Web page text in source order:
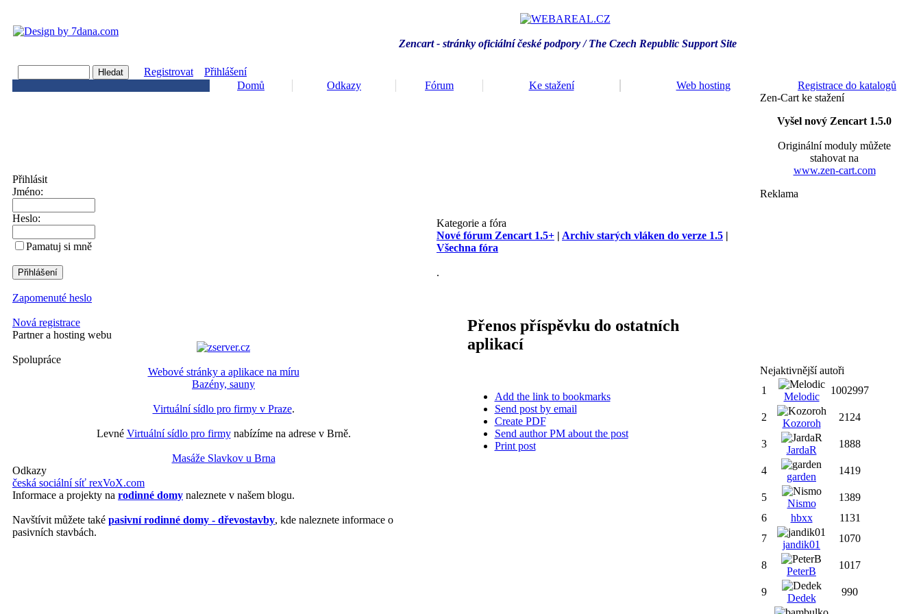
Zencart - stránky oficiální české podpory / The Czech Republic Support Site
Registrovat
Přihlášení
Domů
Odkazy Fórum Ke stažení Web hosting Registrace do katalogů
Přihlásit
Jméno:
Heslo:
Pamatuj si mně
Zapomenuté heslo
Nová registrace
Partner a hosting webu
Spolupráce
Webové stránky a aplikace na míru
Bazény, sauny
Virtuální sídlo pro firmy v Praze.
Levné Virtuální sídlo pro firmynabízíme na adrese v Brně.
Masáže Slavkov u Brna
Odkazy
česká sociální síť rexVoX.com
Informace a projekty na rodinné domy naleznete v našem blogu.
Navštívit můžete také pasivní rodinné domy - dřevostavby, kde naleznete informace o
pasivních stavbách.
Kategorie a fóra
Nové fórum Zencart 1.5+ | Archiv starých vláken do verze 1.5 |
Všechna fóra
.
Přenos příspěvku do ostatních
aplikací
Add the link to bookmarks
Send post by email
Create PDF
Send author PM about the post
Print post
Zen-Cart ke stažení
Vyšel nový Zencart 1.5.0
Originální moduly můžete
stahovat na
www.zen-cart.com
Reklama
Nejaktivnější autoři
1
Melodic
1002997
2
Kozoroh
2124
3
JardaR
1888
4
garden
1419
5
Nismo
1389
6
hbxx
1131
7
jandik01
1070
8
PeterB
1017
9
Dedek
990